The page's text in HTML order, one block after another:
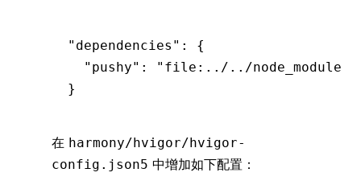
"dependencies" : {
  "pushy"
:
"file:../../node_modules/
}
在 harmony/hvigor/hvigor-
config.json5 中增加如下配置：